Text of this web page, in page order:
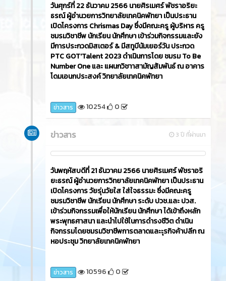
วันศุกร์ที่ 22 ธันวาคม 2566​ นายศิรเมศร์ พัชราอริยะ
ธรณ์ ผู้อำนวยการวิทยาลัยเทคนิคพัทยา เป็นประธาน
เปิดโครงการ Chrismas Day ซึ่งมีคณะครู ผู้บริหาร ครู
ชมรมวิชาชีพ นักเรียน นักศึกษา เข้าร่วมกิจกรรมและยัง
มีการประกวดมิสเตอร์ & มีสทูบีนัมเยอร์วัน ประกวด
PTC GOT'Talent 2023 ดำเนินการโดย ชมรม To Be
Number One และ แผนกวิชาาสามัญสัมพันธ์ ณ อาคาร
โดมเอนกประสงค์ วิทยาลัยเทคนิคพัทยา
ข่าวสาร 10254 0
3 ปี ที่ผ่านมา
ข่าวสาร
วันพฤหัสบดีที่ 21 ธันวาคม 2566​ นายศิรเมศร์ พัชราอริ
ยะธรณ์ ผู้อำนวยการวิทยาลัยเทคนิคพัทยา เป็นประธาน
เปิดโครงการ วัยรุ่นวัยใส ใส่ใจธรรมะ ซึ่งมีคณะครู
ชมรมวิชาชีพ นักเรียน นักศึกษา ระดับ ปวช.และ ปวส.
เข้าร่วมกิจกรรมเพื่อให้นักเรียน นักศึกษา ได้เข้าถึงหลัก
พระพุทธศาสนา และนำไปใช้ในการดำรงชีวิต ดำเนิน
กิจกรรมโดยชมรมวิชาชีพการตลาดและะุรกิจค้าปลีก ณ
หอประชุม วิทยาลัยเทคนิคพัทยา
ข่าวสาร 10596 0